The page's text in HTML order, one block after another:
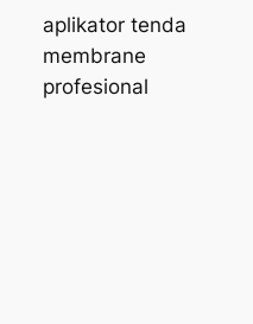
aplikator tenda
membrane
profesional